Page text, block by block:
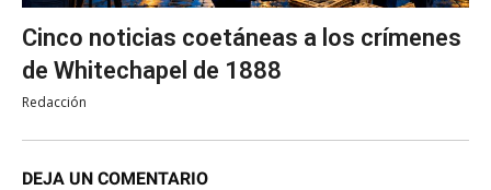
Cinco noticias coetáneas a los crímenes
de Whitechapel de 1888
Redacción
DEJA UN COMENTARIO